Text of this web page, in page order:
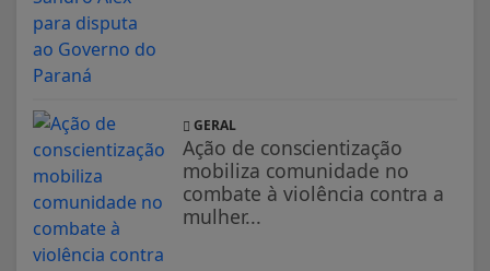
GERAL
Ação de conscientização
mobiliza comunidade no
combate à violência contra a
mulher...